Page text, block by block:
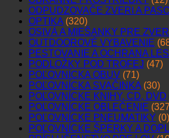
ODPUDZOVAČE ZVERI A
OPTIKA (320)
OSIVÁ A MIEŠANKY PRE ZVER
OUTDOOROVÉ VYBAVENIE
PESTOVANIE A OCHRANA
PODLOŽKY POD TROFEJ (47)
POĽOVNÍCKA OBUV (71)
POĽOVNÍCKA SVAČINKA (30)
POĽOVNÍCKE KNIHY, CD, DVD
POĽOVNÍCKE OBLEČENIE
POĽOVNÍCKE PNEUMATIKY (0)
POĽOVNÍCKE ŠPERKY A